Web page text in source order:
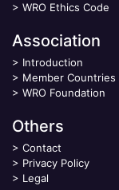
> WRO Ethics Code
Association
> Introduction
> Member Countries
> WRO Foundation
Others
> Contact
> Privacy Policy
> Legal